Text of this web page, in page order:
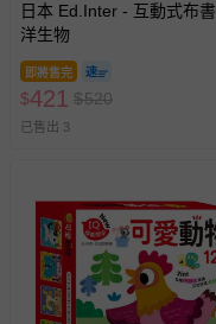
日本 Ed.Inter - 互動式布
洋生物
即將售完
$421 $520
已售出 3